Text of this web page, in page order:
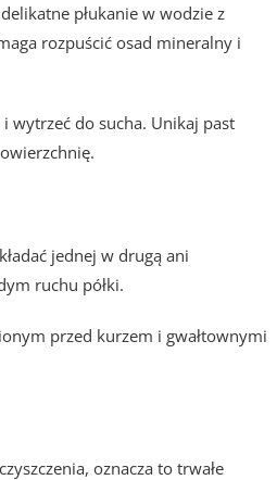
płukanie w wodzie z
rozpuścić osad mineralny i
wytrzeć do sucha. Unikaj past
jednej w drugą ani
ruchu półki.
przed kurzem i gwałtownymi
oznacza to trwałe